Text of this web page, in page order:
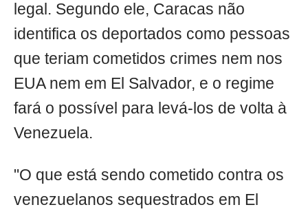
legal. Segundo ele, Caracas não
identifica os deportados como pessoas
que teriam cometidos crimes nem nos
EUA nem em El Salvador, e o regime
fará o possível para levá-los de volta à
Venezuela.
"O que está sendo cometido contra os
venezuelanos sequestrados em El